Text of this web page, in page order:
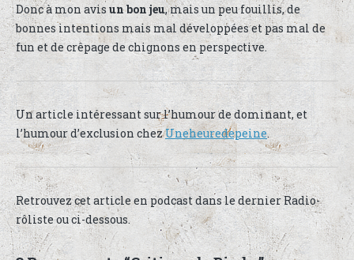
Donc à mon avisun bon jeu, mais un peu fouillis, de
bonnes intentions mais mal développées et pas mal de
fun et de crêpage de chignons en perspective.
Un article intéressant sur l’humour de dominant, et
l’humour d’exclusion chezUneheuredepeine.
Retrouvez cet article en podcast dans le dernier Radio-
rôliste ou ci-dessous.